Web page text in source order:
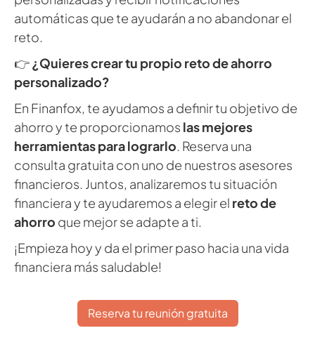
automáticas que te ayudarán a no abandonar el
reto.
👉¿Quieres crear tu propio reto de ahorro
personalizado?
En Finanfox, te ayudamos a definir tu objetivo de
ahorro y te proporcionamos las mejores
herramientas para lograrlo. Reserva una
consulta gratuita con uno de nuestros asesores
financieros. Juntos, analizaremos tu situación
financiera y te ayudaremos a elegir el reto de
ahorro que mejor se adapte a ti.
¡Empieza hoy y da el primer paso hacia una vida
financiera más saludable!
Reserva tu reunión gratuita